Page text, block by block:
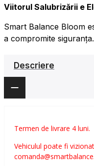
Viitorul Salubrizării e
Smart Balance Bloom
a compromite siguranța.
Descriere
Termen de livrare 4 luni.
Vehiculul poate fi